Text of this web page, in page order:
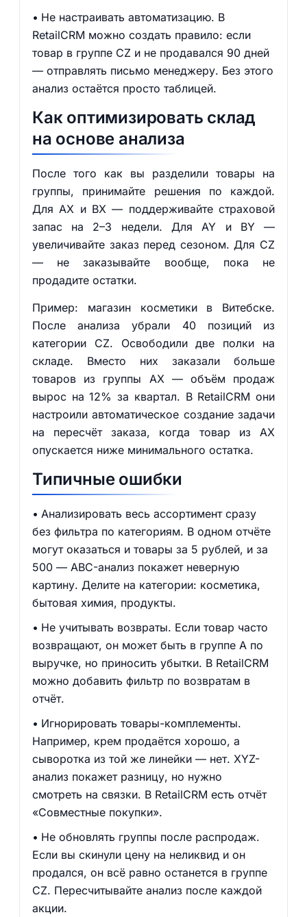
Не настраивать автоматизацию. В
RetailCRM можно создать правило: если
товар в группе CZ и не продавался 90 дней
— отправлять письмо менеджеру. Без этого
анализ остаётся просто таблицей.
Как оптимизировать склад
на основе анализа
После того как вы разделили товары на
группы, принимайте решения по каждой.
Для AX и BX — поддерживайте страховой
запас на 2–3 недели. Для AY и BY —
увеличивайте заказ перед сезоном. Для CZ
— не заказывайте вообще, пока не
продадите остатки.
Пример: магазин косметики в Витебске.
После анализа убрали 40 позиций из
категории CZ. Освободили две полки на
складе. Вместо них заказали больше
товаров из группы AX — объём продаж
вырос на 12% за квартал. В RetailCRM они
настроили автоматическое создание задачи
на пересчёт заказа, когда товар из AX
опускается ниже минимального остатка.
Типичные ошибки
Анализировать весь ассортимент сразу
без фильтра по категориям. В одном отчёте
могут оказаться и товары за 5 рублей, и за
500 — ABC-анализ покажет неверную
картину. Делите на категории: косметика,
бытовая химия, продукты.
Не учитывать возвраты. Если товар часто
возвращают, он может быть в группе A по
выручке, но приносить убытки. В RetailCRM
можно добавить фильтр по возвратам в
отчёт.
Игнорировать товары-комплементы.
Например, крем продаётся хорошо, а
сыворотка из той же линейки — нет. XYZ-
анализ покажет разницу, но нужно
смотреть на связки. В RetailCRM есть отчёт
«Совместные покупки».
Не обновлять группы после распродаж.
Если вы скинули цену на неликвид и он
продался, он всё равно останется в группе
CZ. Пересчитывайте анализ после каждой
акции.